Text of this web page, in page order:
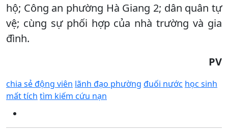
hộ; Công an phường Hà Giang 2; dân quân tự
vệ; cùng sự phối hợp của nhà trường và gia
đình.
PV
chia sẻ động viên lãnh đạo phường đuối nước học sinh
mất tích tìm kiếm cứu nạn